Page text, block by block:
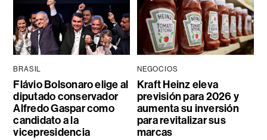
BRASIL
Flávio Bolsonaro elige al
diputado conservador
Alfredo Gaspar como
candidato a la
vicepresidencia
NEGOCIOS
Kraft Heinz eleva
previsión para 2026 y
aumenta su inversión
para revitalizar sus
marcas